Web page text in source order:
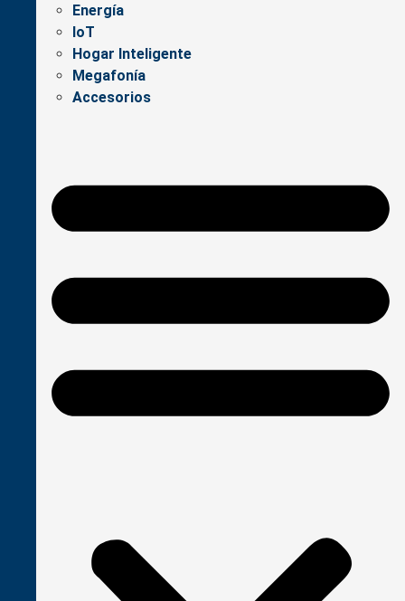
Energía
IoT
Hogar Inteligente
Megafonía
Accesorios